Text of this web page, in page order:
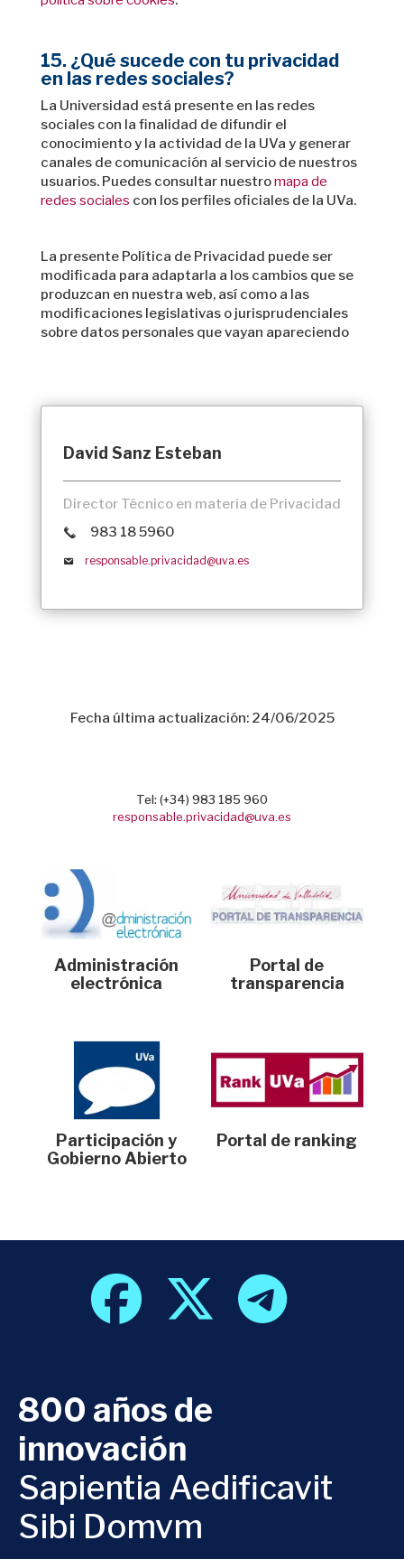
15. ¿Qué sucede con tu privacidad
en las redes sociales?
La Universidad está presente en las redes
sociales con la finalidad de difundir el
conocimiento y la actividad de la UVa y generar
canales de comunicación al servicio de nuestros
usuarios. Puedes consultar nuestromapa de
redes sociales con los perfiles oficiales de la UVa.
La presente Política de Privacidad puede ser
modificada para adaptarla a los cambios que se
produzcan en nuestra web, así como a las
modificaciones legislativas o jurisprudenciales
sobre datos personales que vayan apareciendo
David Sanz Esteban
Director Técnico en materia de Privacidad
983 18 5960
responsable.privacidad@uva.es
Fecha última actualización: 24/06/2025
Tel: (+34) 983 185 960
responsable.privacidad@uva.es
Administración
electrónica
Portal de
transparencia
Participación y
Gobierno Abierto
Portal de ranking
800 años de
innovación
Sapientia Aedificavit
Sibi Domvm